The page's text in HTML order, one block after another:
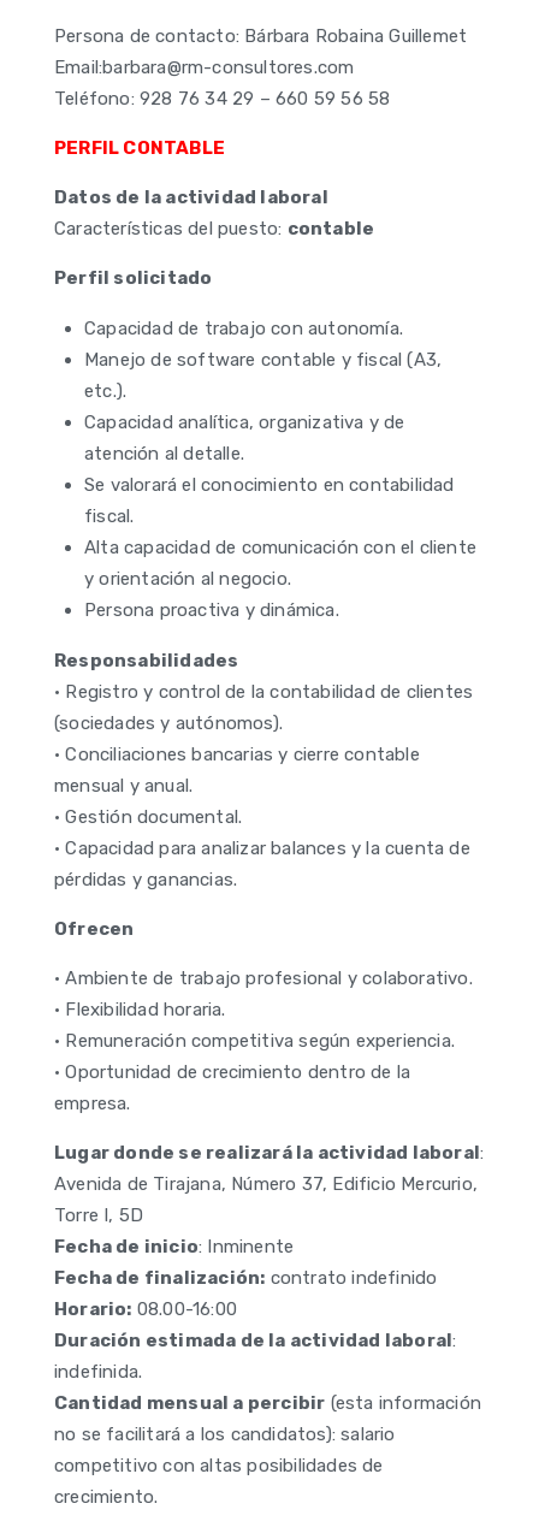
Persona de contacto: Bárbara Robaina Guillemet
Email:barbara@rm-consultores.com
Teléfono: 928 76 34 29 – 660 59 56 58
PERFIL CONTABLE
Datos de la actividad laboral
Características del puesto: contable
Perfil solicitado
Capacidad de trabajo con autonomía.
Manejo de software contable y fiscal (A3,
etc.).
Capacidad analítica, organizativa y de
atención al detalle.
Se valorará el conocimiento en contabilidad
fiscal.
Alta capacidad de comunicación con el cliente
y orientación al negocio.
Persona proactiva y dinámica.
Responsabilidades
• Registro y control de la contabilidad de clientes
(sociedades y autónomos).
• Conciliaciones bancarias y cierre contable
mensual y anual.
• Gestión documental.
• Capacidad para analizar balances y la cuenta de
pérdidas y ganancias.
Ofrecen
• Ambiente de trabajo profesional y colaborativo.
• Flexibilidad horaria.
• Remuneración competitiva según experiencia.
• Oportunidad de crecimiento dentro de la
empresa.
Lugar donde se realizará la actividad laboral :
Avenida de Tirajana, Número 37, Edificio Mercurio,
Torre I, 5D
Fecha de inicio: Inminente
Fecha de finalización: contrato indefinido
Horario: 08.00-16:00
Duración estimada de la actividad laboral:
indefinida.
Cantidad mensual a percibir (esta información
no se facilitará a los candidatos): salario
competitivo con altas posibilidades de
crecimiento.